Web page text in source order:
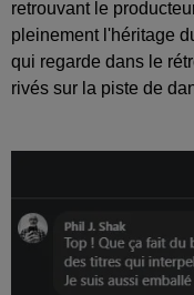
retrouvant le
pleinement l'héritage
qui regarde dans le
rivés sur la piste de